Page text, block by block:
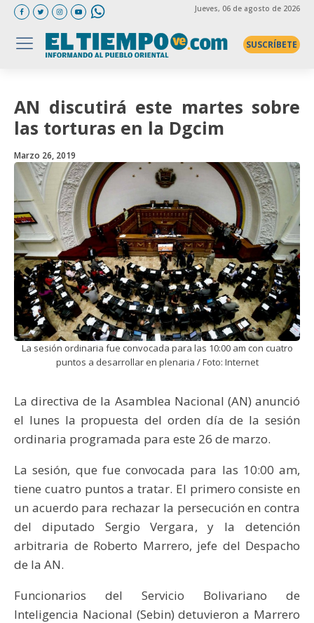
Jueves, 06 de agosto de 2026
SUSCRÍBETE
AN discutirá este martes sobre
las torturas en la Dgcim
Marzo 26, 2019
La sesión ordinaria fue convocada para las 10:00 am con cuatro
puntos a desarrollar en plenaria / Foto: Internet
La directiva de la Asamblea Nacional (AN) anunció
el lunes la propuesta del orden día de la sesión
ordinaria programada para este 26 de marzo.
La sesión, que fue convocada para las 10:00 am,
tiene cuatro puntos a tratar. El primero consiste en
un acuerdo para rechazar la persecución en contra
del diputado Sergio Vergara, y la detención
arbitraria de Roberto Marrero, jefe del Despacho
de la AN.
Funcionarios del Servicio Bolivariano de
Inteligencia Nacional (Sebin) detuvieron a Marrero